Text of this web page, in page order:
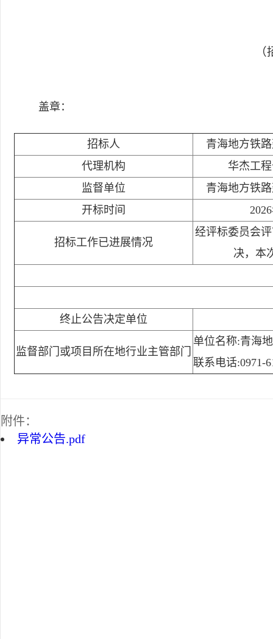
盖章：
招标人
青海地方铁
代理机构
华杰工
监督单位
青海地方铁
开标时间
招标工作已进展情况
经评标委员会
决，本
终止公告决定单位
监督部门或项目所在地行业主管部门
单位名称:青海
联系电话:0971-
附件：
异常公告.pdf